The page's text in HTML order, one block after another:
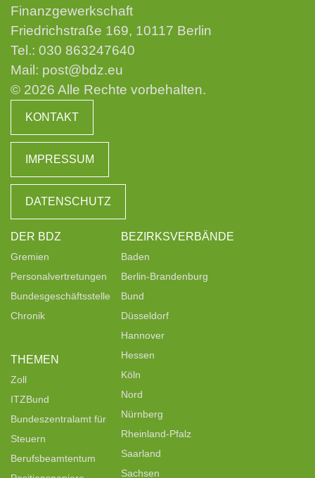
Finanzgewerkschaft
Friedrichstraße 169, 10117 Berlin
Tel.: 030 863247640
Mail: post@bdz.eu
© 2026 Alle Rechte vorbehalten.
KONTAKT
IMPRESSUM
DATENSCHUTZ
DER BDZ
Gremien
Personalvertretungen
Bundesgeschäftsstelle
Chronik
THEMEN
Zoll
ITZBund
Bundeszentralamt für
Steuern
Berufsbeamtentum
BEZIRKSVERBÄNDE
Baden
Berlin-Brandenburg
Bund
Düsseldorf
Hannover
Hessen
Köln
Nord
Nürnberg
Rheinland-Pfalz
Saarland
Sachsen